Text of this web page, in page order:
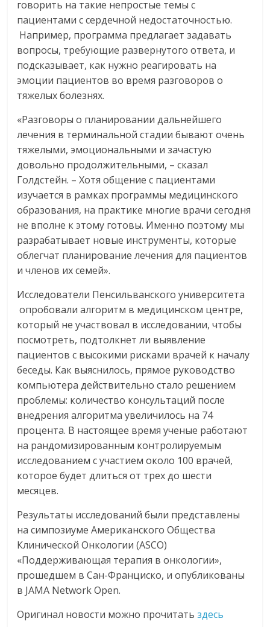
говорить на такие непростые темы с
пациентами с сердечной недостаточностью.
Например, программа предлагает задавать
вопросы, требующие развернутого ответа, и
подсказывает, как нужно реагировать на
эмоции пациентов во время разговоров о
тяжелых болезнях.
«Разговоры о планировании дальнейшего
лечения в терминальной стадии бывают очень
тяжелыми, эмоциональными и зачастую
довольно продолжительными, – сказал
Голдстейн. – Хотя общение с пациентами
изучается в рамках программы медицинского
образования, на практике многие врачи сегодня
не вполне к этому готовы. Именно поэтому мы
разрабатывает новые инструменты, которые
облегчат планирование лечения для пациентов
и членов их семей».
Исследователи Пенсильванского университета
опробовали алгоритм в медицинском центре,
который не участвовал в исследовании, чтобы
посмотреть, подтолкнет ли выявление
пациентов с высокими рисками врачей к началу
беседы. Как выяснилось, прямое руководство
компьютера действительно стало решением
проблемы: количество консультаций после
внедрения алгоритма увеличилось на 74
процента. В настоящее время ученые работают
на рандомизированным контролируемым
исследованием с участием около 100 врачей,
которое будет длиться от трех до шести
месяцев.
Результаты исследований были представлены
на симпозиуме Американского Общества
Клинической Онкологии (ASCO)
«Поддерживающая терапия в онкологии»,
прошедшем в Сан-Франциско, и опубликованы
в JAMA Network Open.
Оригинал новости можно прочитатьздесь